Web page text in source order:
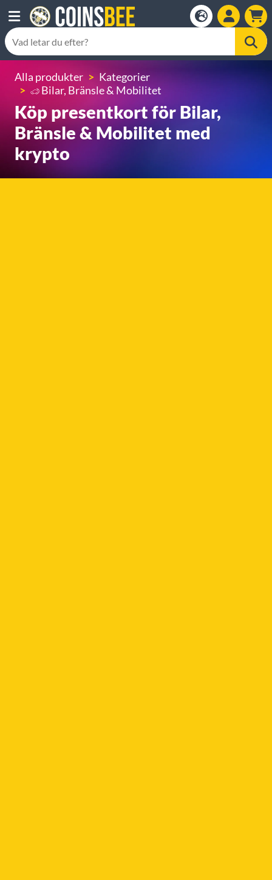
Alla produkter
Kategorier
Bilar, Bränsle & Mobilitet
Köp presentkort för Bilar,
Bränsle & Mobilitet med
krypto